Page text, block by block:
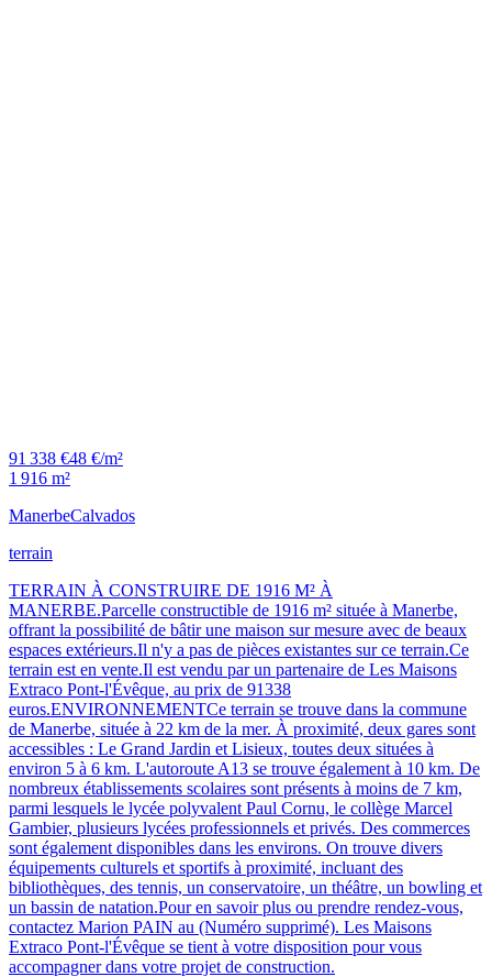
91 338 €48 €/m²
1 916 m²
ManerbeCalvados
terrain
TERRAIN À CONSTRUIRE DE 1916 M² À
MANERBE.Parcelle constructible de 1916 m² située à Manerbe,
offrant la possibilité de bâtir une maison sur mesure avec de beaux
espaces extérieurs.Il n'y a pas de pièces existantes sur ce terrain.Ce
terrain est en vente.Il est vendu par un partenaire de Les Maisons
Extraco Pont-l'Évêque, au prix de 91338
euros.ENVIRONNEMENTCe terrain se trouve dans la commune
de Manerbe, située à 22 km de la mer. À proximité, deux gares sont
accessibles : Le Grand Jardin et Lisieux, toutes deux situées à
environ 5 à 6 km. L'autoroute A13 se trouve également à 10 km. De
nombreux établissements scolaires sont présents à moins de 7 km,
parmi lesquels le lycée polyvalent Paul Cornu, le collège Marcel
Gambier, plusieurs lycées professionnels et privés. Des commerces
sont également disponibles dans les environs. On trouve divers
équipements culturels et sportifs à proximité, incluant des
bibliothèques, des tennis, un conservatoire, un théâtre, un bowling et
un bassin de natation.Pour en savoir plus ou prendre rendez-vous,
contactez Marion PAIN au (Numéro supprimé). Les Maisons
Extraco Pont-l'Évêque se tient à votre disposition pour vous
accompagner dans votre projet de construction.